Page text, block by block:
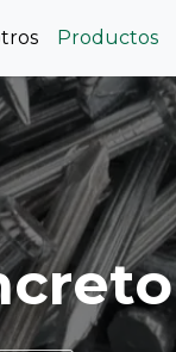
Productos